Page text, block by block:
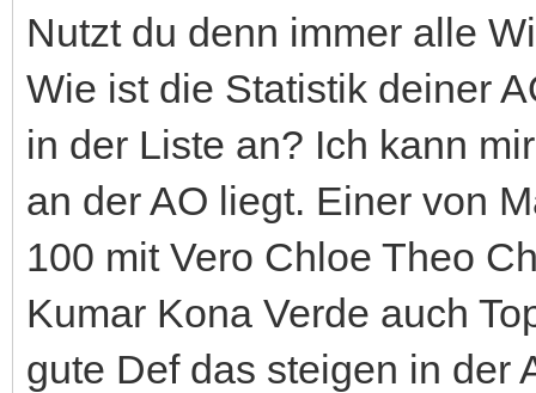
Nutzt du denn immer alle
Wie ist die Statistik deiner
in der Liste an? Ich kann
an der AO liegt. Einer von
100 mit Vero Chloe Theo
Kumar Kona Verde auch
gute Def das steigen in der